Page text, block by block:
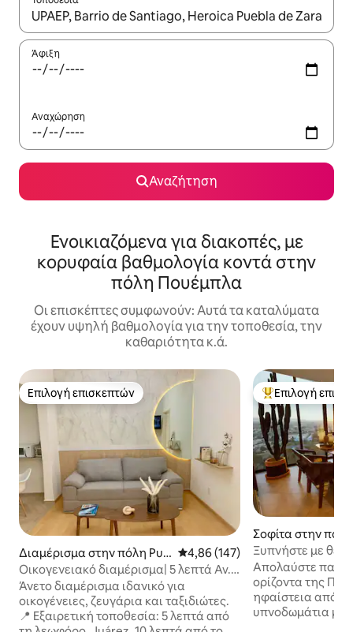
Όταν τα αποτελέσματα είναι διαθέσιμα, μπορείτε να
Άφιξη
Αναχώρηση
Αναζήτηση
Ενοικιαζόμενα για διακοπές, με
κορυφαία βαθμολογία κοντά στην
πόλη Πουέμπλα
Οι επισκέπτες συμφωνούν: Αυτά τα καταλύματα
έχουν υψηλή βαθμολογία για την τοποθεσία, την
καθαριότητα κ.ά.
Επιλογή επισκεπτών
Επιλογή επισκεπτών
Διαμέρισμα στην πόλη Pue
bla
Μέση βαθμολογία: 4,86 στα 5,
4,86 (147)
Οικογενειακό διαμέρισμα| 5 λεπτά Av.
Juarez|Τιμολογούμε
Άνετο διαμέρισμα ιδανικό για
οικογένειες, ζευγάρια και ταξιδιώτες.
📍 Εξαιρετική τοποθεσία: 5 λεπτά από
Κορυφαία
Επιλογή
Σοφίτα στην
Ξυπνήστε με θέα
από την
Απολαύστε
ορίζοντα της
ηφαίστεια από
υπνοδωμάτια με